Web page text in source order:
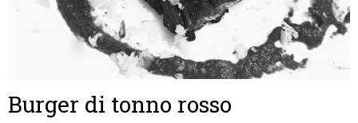
Burger di tonno rosso